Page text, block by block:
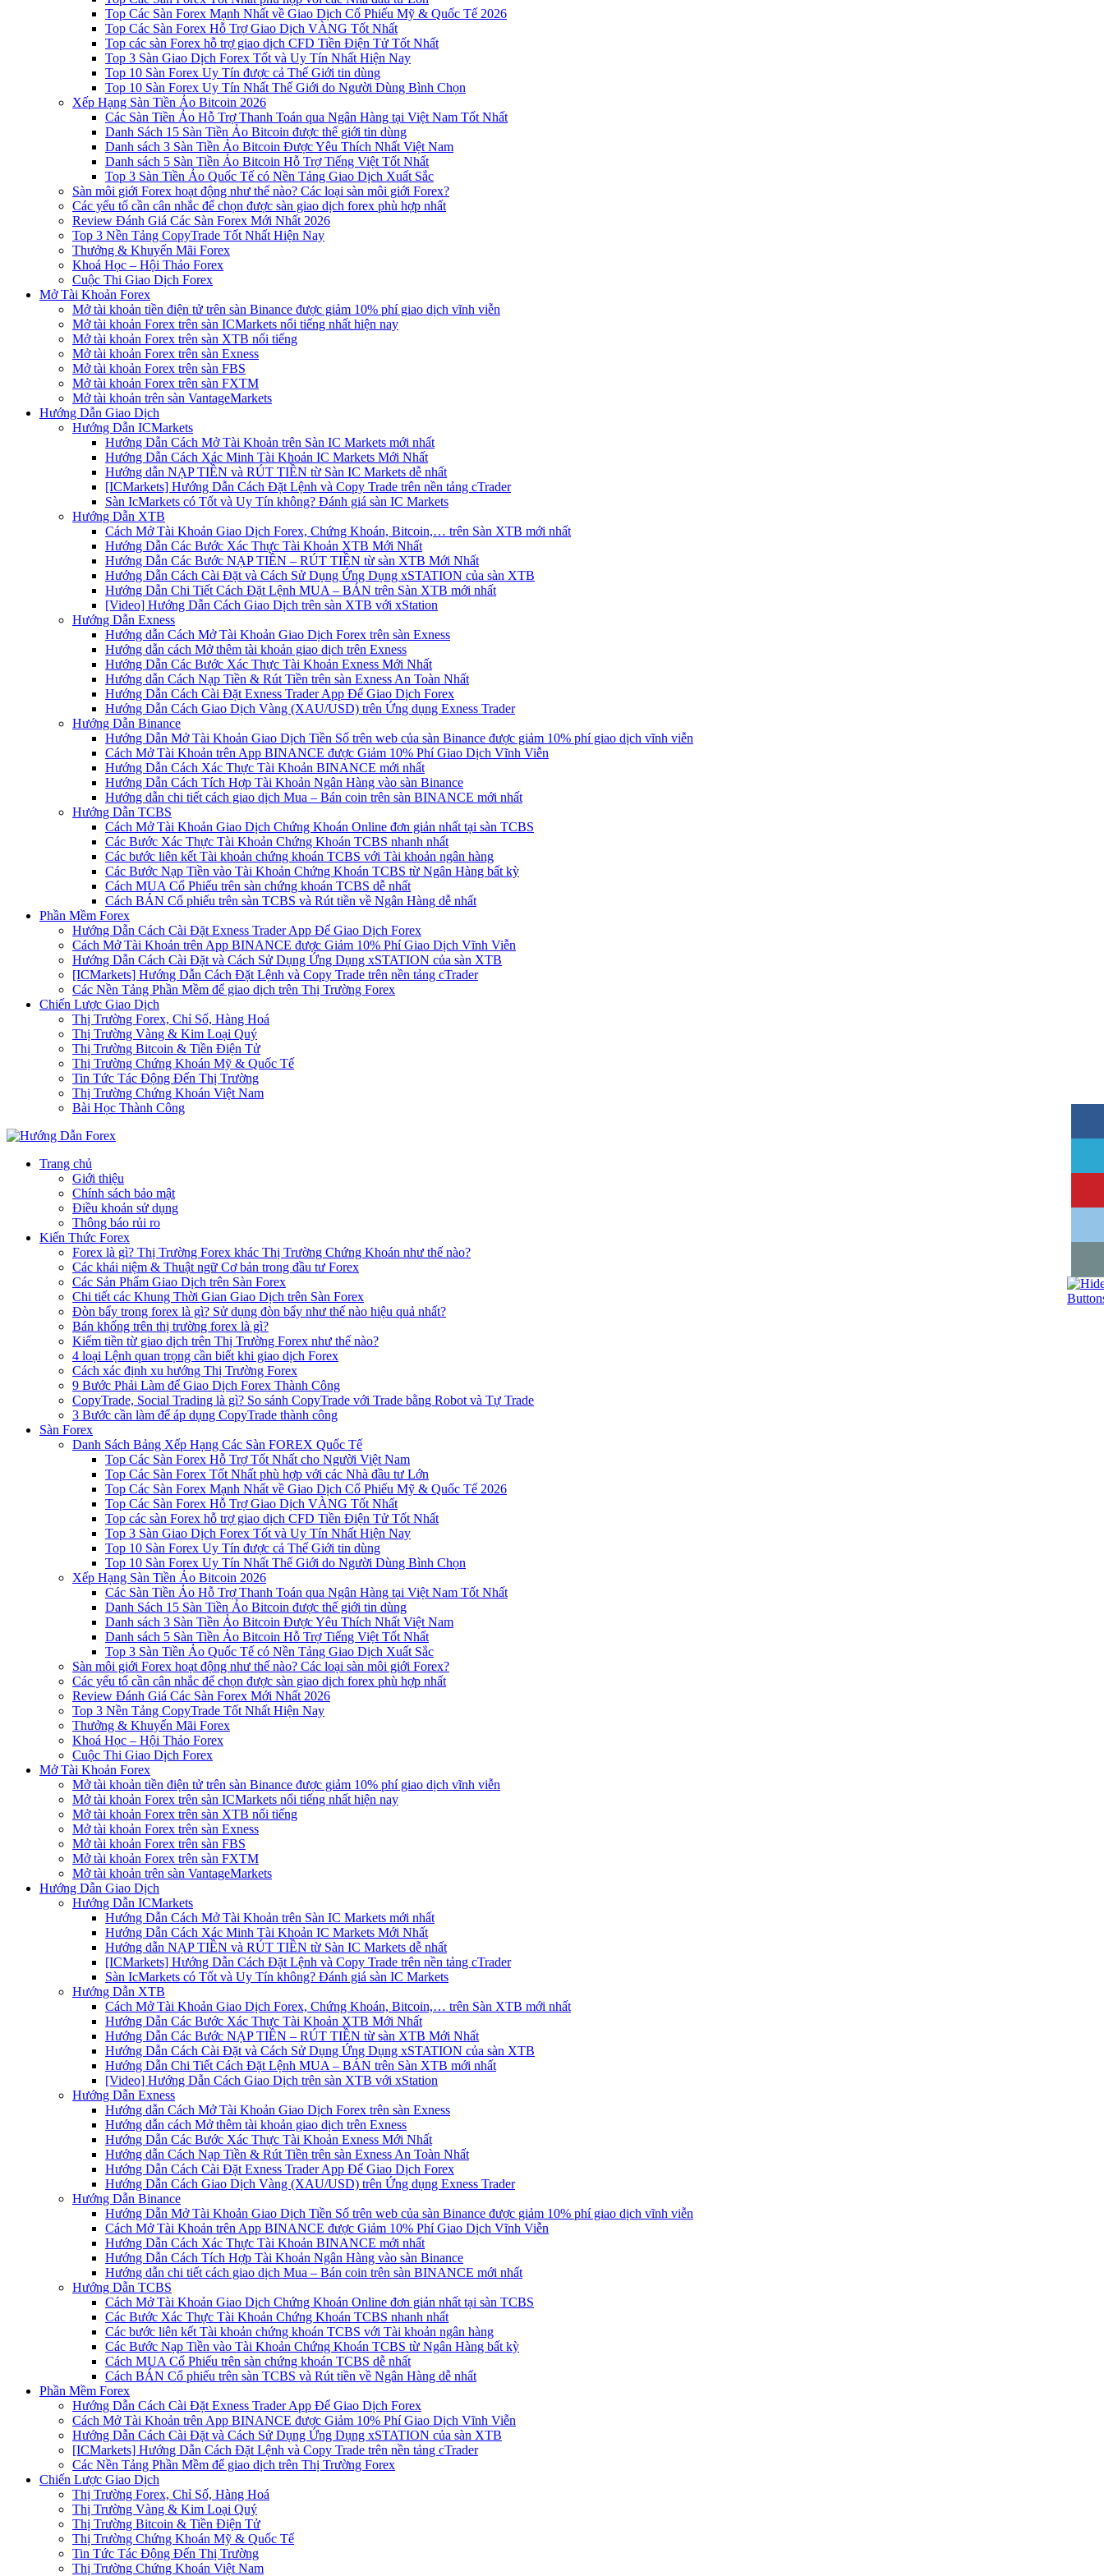
Top Các Sàn Forex Mạnh Nhất về Giao Dịch Cổ Phiếu Mỹ & Quốc Tế 2026
Top Các Sàn Forex Hỗ Trợ Giao Dịch VÀNG Tốt Nhất
Top các sàn Forex hỗ trợ giao dịch CFD Tiền Điện Tử Tốt Nhất
Top 3 Sàn Giao Dịch Forex Tốt và Uy Tín Nhất Hiện Nay
Top 10 Sàn Forex Uy Tín được cả Thế Giới tin dùng
Top 10 Sàn Forex Uy Tín Nhất Thế Giới do Người Dùng Bình Chọn
Xếp Hạng Sàn Tiền Ảo Bitcoin 2026
Các Sàn Tiền Ảo Hỗ Trợ Thanh Toán qua Ngân Hàng tại Việt Nam Tốt Nhất
Danh Sách 15 Sàn Tiền Ảo Bitcoin được thế giới tin dùng
Danh sách 3 Sàn Tiền Ảo Bitcoin Được Yêu Thích Nhất Việt Nam
Danh sách 5 Sàn Tiền Ảo Bitcoin Hỗ Trợ Tiếng Việt Tốt Nhất
Top 3 Sàn Tiền Ảo Quốc Tế có Nền Tảng Giao Dịch Xuất Sắc
Sàn môi giới Forex hoạt động như thế nào? Các loại sàn môi giới Forex?
Các yếu tố cần cân nhắc để chọn được sàn giao dịch forex phù hợp nhất
Review Đánh Giá Các Sàn Forex Mới Nhất 2026
Top 3 Nền Tảng CopyTrade Tốt Nhất Hiện Nay
Thưởng & Khuyến Mãi Forex
Khoá Học – Hội Thảo Forex
Cuộc Thi Giao Dịch Forex
Mở Tài Khoản Forex
Mở tài khoản tiền điện tử trên sàn Binance được giảm 10% phí giao dịch vĩnh viễn
Mở tài khoản Forex trên sàn ICMarkets nổi tiếng nhất hiện nay
Mở tài khoản Forex trên sàn XTB nổi tiếng
Mở tài khoản Forex trên sàn Exness
Mở tài khoản Forex trên sàn FBS
Mở tài khoản Forex trên sàn FXTM
Mở tài khoản trên sàn VantageMarkets
Hướng Dẫn Giao Dịch
Hướng Dẫn ICMarkets
Hướng Dẫn Cách Mở Tài Khoản trên Sàn IC Markets mới nhất
Hướng Dẫn Cách Xác Minh Tài Khoản IC Markets Mới Nhất
Hướng dẫn NẠP TIỀN và RÚT TIỀN từ Sàn IC Markets dễ nhất
[ICMarkets] Hướng Dẫn Cách Đặt Lệnh và Copy Trade trên nền tảng cTrader
Sàn IcMarkets có Tốt và Uy Tín không? Đánh giá sàn IC Markets
Hướng Dẫn XTB
Cách Mở Tài Khoản Giao Dịch Forex, Chứng Khoán, Bitcoin,… trên Sàn XTB mới nhất
Hướng Dẫn Các Bước Xác Thực Tài Khoản XTB Mới Nhất
Hướng Dẫn Các Bước NẠP TIỀN – RÚT TIỀN từ sàn XTB Mới Nhất
Hướng Dẫn Cách Cài Đặt và Cách Sử Dụng Ứng Dụng xSTATION của sàn XTB
Hướng Dẫn Chi Tiết Cách Đặt Lệnh MUA – BÁN trên Sàn XTB mới nhất
[Video] Hướng Dẫn Cách Giao Dịch trên sàn XTB với xStation
Hướng Dẫn Exness
Hướng dẫn Cách Mở Tài Khoản Giao Dịch Forex trên sàn Exness
Hướng dẫn cách Mở thêm tài khoản giao dịch trên Exness
Hướng Dẫn Các Bước Xác Thực Tài Khoản Exness Mới Nhất
Hướng dẫn Cách Nạp Tiền & Rút Tiền trên sàn Exness An Toàn Nhất
Hướng Dẫn Cách Cài Đặt Exness Trader App Để Giao Dịch Forex
Hướng Dẫn Cách Giao Dịch Vàng (XAU/USD) trên Ứng dụng Exness Trader
Hướng Dẫn Binance
Hướng Dẫn Mở Tài Khoản Giao Dịch Tiền Số trên web của sàn Binance được giảm 10% phí giao dịch vĩnh viễn
Cách Mở Tài Khoản trên App BINANCE được Giảm 10% Phí Giao Dịch Vĩnh Viễn
Hướng Dẫn Cách Xác Thực Tài Khoản BINANCE mới nhất
Hướng Dẫn Cách Tích Hợp Tài Khoản Ngân Hàng vào sàn Binance
Hướng dẫn chi tiết cách giao dịch Mua – Bán coin trên sàn BINANCE mới nhất
Hướng Dẫn TCBS
Cách Mở Tài Khoản Giao Dịch Chứng Khoán Online đơn giản nhất tại sàn TCBS
Các Bước Xác Thực Tài Khoản Chứng Khoán TCBS nhanh nhất
Các bước liên kết Tài khoản chứng khoán TCBS với Tài khoản ngân hàng
Các Bước Nạp Tiền vào Tài Khoản Chứng Khoán TCBS từ Ngân Hàng bất kỳ
Cách MUA Cổ Phiếu trên sàn chứng khoán TCBS dễ nhất
Cách BÁN Cổ phiếu trên sàn TCBS và Rút tiền về Ngân Hàng dễ nhất
Phần Mềm Forex
Hướng Dẫn Cách Cài Đặt Exness Trader App Để Giao Dịch Forex
Cách Mở Tài Khoản trên App BINANCE được Giảm 10% Phí Giao Dịch Vĩnh Viễn
Hướng Dẫn Cách Cài Đặt và Cách Sử Dụng Ứng Dụng xSTATION của sàn XTB
[ICMarkets] Hướng Dẫn Cách Đặt Lệnh và Copy Trade trên nền tảng cTrader
Các Nền Tảng Phần Mềm để giao dịch trên Thị Trường Forex
Chiến Lược Giao Dịch
Thị Trường Forex, Chỉ Số, Hàng Hoá
Thị Trường Vàng & Kim Loại Quý
Thị Trường Bitcoin & Tiền Điện Tử
Thị Trường Chứng Khoán Mỹ & Quốc Tế
Tin Tức Tác Động Đến Thị Trường
Thị Trường Chứng Khoán Việt Nam
Bài Học Thành Công
Trang chủ
Giới thiệu
Chính sách bảo mật
Điều khoản sử dụng
Thông báo rủi ro
Kiến Thức Forex
Forex là gì? Thị Trường Forex khác Thị Trường Chứng Khoán như thế nào?
Các khái niệm & Thuật ngữ Cơ bản trong đầu tư Forex
Các Sản Phẩm Giao Dịch trên Sàn Forex
Chi tiết các Khung Thời Gian Giao Dịch trên Sàn Forex
Đòn bẩy trong forex là gì? Sử dụng đòn bẩy như thế nào hiệu quả nhất?
Bán khống trên thị trường forex là gì?
Kiếm tiền từ giao dịch trên Thị Trường Forex như thế nào?
4 loại Lệnh quan trọng cần biết khi giao dịch Forex
Cách xác định xu hướng Thị Trường Forex
9 Bước Phải Làm để Giao Dịch Forex Thành Công
CopyTrade, Social Trading là gì? So sánh CopyTrade với Trade bằng Robot và Tự Trade
3 Bước cần làm để áp dụng CopyTrade thành công
Sàn Forex
Danh Sách Bảng Xếp Hạng Các Sàn FOREX Quốc Tế
Top Các Sàn Forex Hỗ Trợ Tốt Nhất cho Người Việt Nam
Top Các Sàn Forex Tốt Nhất phù hợp với các Nhà đầu tư Lớn
Top Các Sàn Forex Mạnh Nhất về Giao Dịch Cổ Phiếu Mỹ & Quốc Tế 2026
Top Các Sàn Forex Hỗ Trợ Giao Dịch VÀNG Tốt Nhất
Top các sàn Forex hỗ trợ giao dịch CFD Tiền Điện Tử Tốt Nhất
Top 3 Sàn Giao Dịch Forex Tốt và Uy Tín Nhất Hiện Nay
Top 10 Sàn Forex Uy Tín được cả Thế Giới tin dùng
Top 10 Sàn Forex Uy Tín Nhất Thế Giới do Người Dùng Bình Chọn
Xếp Hạng Sàn Tiền Ảo Bitcoin 2026
Các Sàn Tiền Ảo Hỗ Trợ Thanh Toán qua Ngân Hàng tại Việt Nam Tốt Nhất
Danh Sách 15 Sàn Tiền Ảo Bitcoin được thế giới tin dùng
Danh sách 3 Sàn Tiền Ảo Bitcoin Được Yêu Thích Nhất Việt Nam
Danh sách 5 Sàn Tiền Ảo Bitcoin Hỗ Trợ Tiếng Việt Tốt Nhất
Top 3 Sàn Tiền Ảo Quốc Tế có Nền Tảng Giao Dịch Xuất Sắc
Sàn môi giới Forex hoạt động như thế nào? Các loại sàn môi giới Forex?
Các yếu tố cần cân nhắc để chọn được sàn giao dịch forex phù hợp nhất
Review Đánh Giá Các Sàn Forex Mới Nhất 2026
Top 3 Nền Tảng CopyTrade Tốt Nhất Hiện Nay
Thưởng & Khuyến Mãi Forex
Khoá Học – Hội Thảo Forex
Cuộc Thi Giao Dịch Forex
Mở Tài Khoản Forex
Mở tài khoản tiền điện tử trên sàn Binance được giảm 10% phí giao dịch vĩnh viễn
Mở tài khoản Forex trên sàn ICMarkets nổi tiếng nhất hiện nay
Mở tài khoản Forex trên sàn XTB nổi tiếng
Mở tài khoản Forex trên sàn Exness
Mở tài khoản Forex trên sàn FBS
Mở tài khoản Forex trên sàn FXTM
Mở tài khoản trên sàn VantageMarkets
Hướng Dẫn Giao Dịch
Hướng Dẫn ICMarkets
Hướng Dẫn Cách Mở Tài Khoản trên Sàn IC Markets mới nhất
Hướng Dẫn Cách Xác Minh Tài Khoản IC Markets Mới Nhất
Hướng dẫn NẠP TIỀN và RÚT TIỀN từ Sàn IC Markets dễ nhất
[ICMarkets] Hướng Dẫn Cách Đặt Lệnh và Copy Trade trên nền tảng cTrader
Sàn IcMarkets có Tốt và Uy Tín không? Đánh giá sàn IC Markets
Hướng Dẫn XTB
Cách Mở Tài Khoản Giao Dịch Forex, Chứng Khoán, Bitcoin,… trên Sàn XTB mới nhất
Hướng Dẫn Các Bước Xác Thực Tài Khoản XTB Mới Nhất
Hướng Dẫn Các Bước NẠP TIỀN – RÚT TIỀN từ sàn XTB Mới Nhất
Hướng Dẫn Cách Cài Đặt và Cách Sử Dụng Ứng Dụng xSTATION của sàn XTB
Hướng Dẫn Chi Tiết Cách Đặt Lệnh MUA – BÁN trên Sàn XTB mới nhất
[Video] Hướng Dẫn Cách Giao Dịch trên sàn XTB với xStation
Hướng Dẫn Exness
Hướng dẫn Cách Mở Tài Khoản Giao Dịch Forex trên sàn Exness
Hướng dẫn cách Mở thêm tài khoản giao dịch trên Exness
Hướng Dẫn Các Bước Xác Thực Tài Khoản Exness Mới Nhất
Hướng dẫn Cách Nạp Tiền & Rút Tiền trên sàn Exness An Toàn Nhất
Hướng Dẫn Cách Cài Đặt Exness Trader App Để Giao Dịch Forex
Hướng Dẫn Cách Giao Dịch Vàng (XAU/USD) trên Ứng dụng Exness Trader
Hướng Dẫn Binance
Hướng Dẫn Mở Tài Khoản Giao Dịch Tiền Số trên web của sàn Binance được giảm 10% phí giao dịch vĩnh viễn
Cách Mở Tài Khoản trên App BINANCE được Giảm 10% Phí Giao Dịch Vĩnh Viễn
Hướng Dẫn Cách Xác Thực Tài Khoản BINANCE mới nhất
Hướng Dẫn Cách Tích Hợp Tài Khoản Ngân Hàng vào sàn Binance
Hướng dẫn chi tiết cách giao dịch Mua – Bán coin trên sàn BINANCE mới nhất
Hướng Dẫn TCBS
Cách Mở Tài Khoản Giao Dịch Chứng Khoán Online đơn giản nhất tại sàn TCBS
Các Bước Xác Thực Tài Khoản Chứng Khoán TCBS nhanh nhất
Các bước liên kết Tài khoản chứng khoán TCBS với Tài khoản ngân hàng
Các Bước Nạp Tiền vào Tài Khoản Chứng Khoán TCBS từ Ngân Hàng bất kỳ
Cách MUA Cổ Phiếu trên sàn chứng khoán TCBS dễ nhất
Cách BÁN Cổ phiếu trên sàn TCBS và Rút tiền về Ngân Hàng dễ nhất
Phần Mềm Forex
Hướng Dẫn Cách Cài Đặt Exness Trader App Để Giao Dịch Forex
Cách Mở Tài Khoản trên App BINANCE được Giảm 10% Phí Giao Dịch Vĩnh Viễn
Hướng Dẫn Cách Cài Đặt và Cách Sử Dụng Ứng Dụng xSTATION của sàn XTB
[ICMarkets] Hướng Dẫn Cách Đặt Lệnh và Copy Trade trên nền tảng cTrader
Các Nền Tảng Phần Mềm để giao dịch trên Thị Trường Forex
Chiến Lược Giao Dịch
Thị Trường Forex, Chỉ Số, Hàng Hoá
Thị Trường Vàng & Kim Loại Quý
Thị Trường Bitcoin & Tiền Điện Tử
Thị Trường Chứng Khoán Mỹ & Quốc Tế
Tin Tức Tác Động Đến Thị Trường
Thị Trường Chứng Khoán Việt Nam